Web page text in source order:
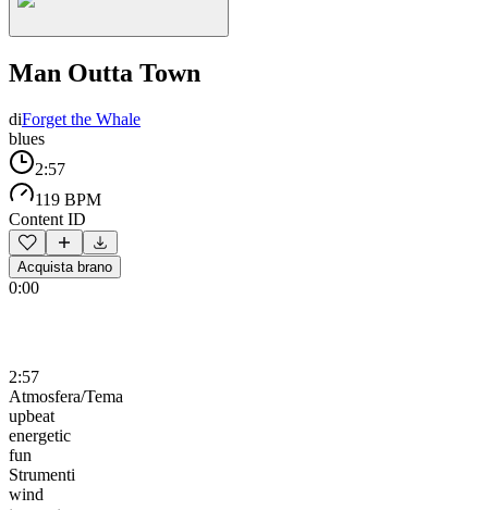
Man Outta Town
diForget the Whale
blues
2:57
119 BPM
Content ID
Acquista brano
0:00
2:57
Atmosfera/Tema
upbeat
energetic
fun
Strumenti
wind